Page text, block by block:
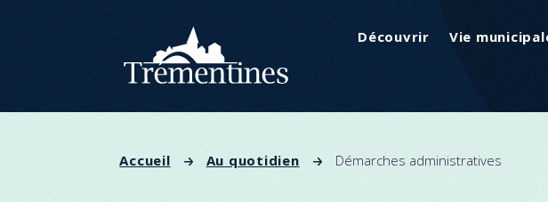
Découvrir Vie
Accueil Au quotidien Démarches administratives